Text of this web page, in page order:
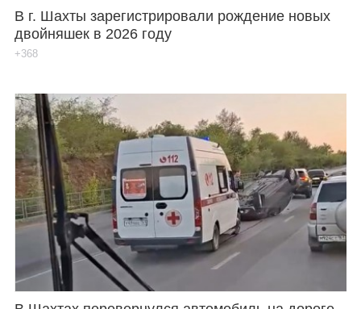
В г. Шахты зарегистрировали рождение новых
двойняшек в 2026 году
+368